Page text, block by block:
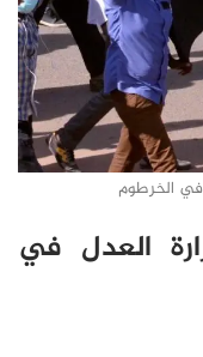
في الخرطوم
العدل في